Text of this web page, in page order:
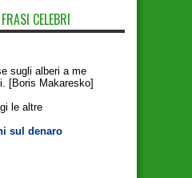
CELEBRI
sugli alberi a me
[Boris Makaresko]
le altre
sul denaro